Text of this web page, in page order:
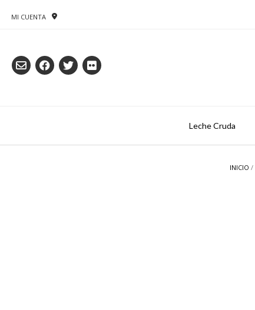
MI CUENTA
Leche Cruda
INICIO /